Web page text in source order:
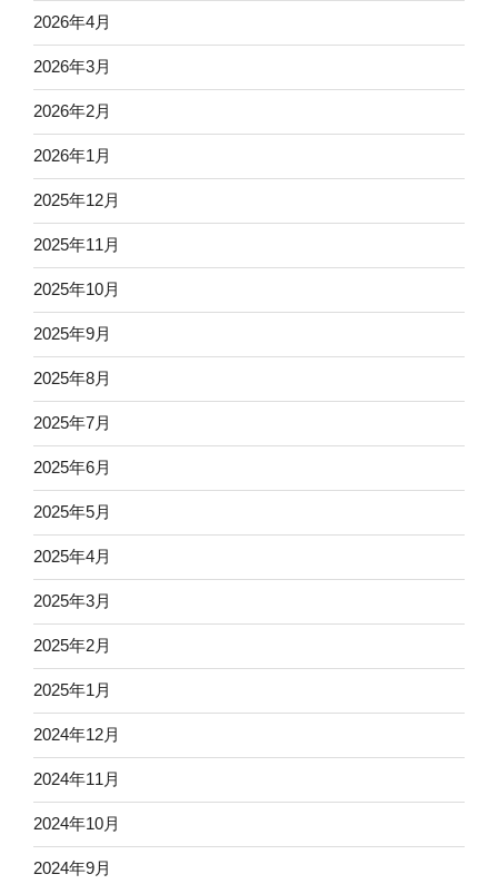
2026年4月
2026年3月
2026年2月
2026年1月
2025年12月
2025年11月
2025年10月
2025年9月
2025年8月
2025年7月
2025年6月
2025年5月
2025年4月
2025年3月
2025年2月
2025年1月
2024年12月
2024年11月
2024年10月
2024年9月